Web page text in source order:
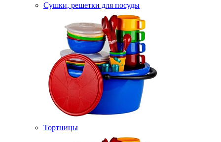
Сушки, решетки для посуды
Тортницы